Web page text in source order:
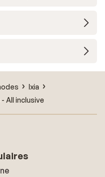
Ixia
All inclusive